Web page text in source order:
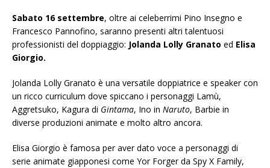
Sabato 16 settembre, oltre ai celeberrimi Pino Insegno e
Francesco Pannofino, saranno presenti altri talentuosi
professionisti del doppiaggio: Jolanda Lolly Granato ed Elisa
Giorgio.
Jolanda Lolly Granato è una versatile doppiatrice e speaker con
un ricco curriculum dove spiccano i personaggi Lamù,
Aggretsuko, Kagura di Gintama, Ino in Naruto, Barbie in
diverse produzioni animate e molto altro ancora.
Elisa Giorgio è famosa per aver dato voce a personaggi di
serie animate giapponesi come Yor Forger da Spy X Family,